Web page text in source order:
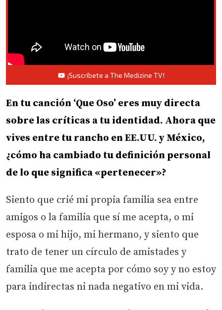
¡Suscríbete a The Medizine TV!
En tu canción ‘Que Oso’ eres muy directa
sobre las críticas a tu identidad. Ahora que
vives entre tu rancho en EE.UU. y México,
¿cómo ha cambiado tu definición personal
de lo que significa «pertenecer»?
Siento que crié mi propia familia sea entre
amigos o la familia que sí me acepta, o mi
esposa o mi hijo, mi hermano, y siento que
trato de tener un círculo de amistades y
familia que me acepta por cómo soy y no estoy
para indirectas ni nada negativo en mi vida.